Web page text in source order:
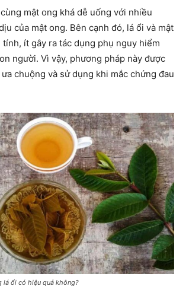
mật ong khá dễ uống với nhiều
của mật ong. Bên cạnh đó, lá ổi và mật
ít gây ra tác dụng phụ nguy hiểm
người. Vì vậy, phương pháp này được
chuộng và sử dụng khi mắc chứng đau
lá ổi có hiệu quả không?